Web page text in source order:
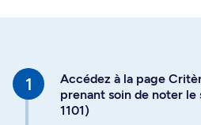
Accédez à la page
prenant soin de noter le
1101)